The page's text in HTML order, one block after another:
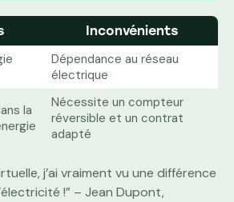
Inconvénients
Dépendance au réseau
électrique
la
Nécessite un compteur
réversible et un contrat
adapté
j’ai vraiment vu une différence
!” – Jean Dupont,